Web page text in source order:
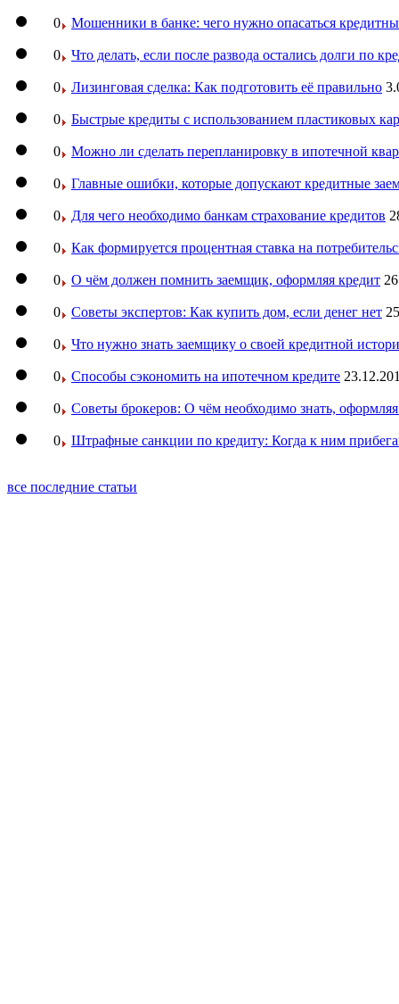
0 Мошенники в банке: чего нужно опасаться
0 Что делать, если после развода остались долги по
0 Лизинговая сделка: Как подготовить её правильно
0 Быстрые кредиты с использованием пластиковых
0 Можно ли сделать перепланировку в ипотечной
0 Главные ошибки, которые допускают кредитные
0 Для чего необходимо банкам страхование кредитов
0 Как формируется процентная ставка на
0 О чём должен помнить заемщик, оформляя кредит
0 Советы экспертов: Как купить дом, если денег нет
0 Что нужно знать заемщику о своей кредитной
0 Способы сэкономить на ипотечном кредите
0 Советы брокеров: О чём необходимо знать,
0 Штрафные санкции по кредиту: Когда к ним
все последние статьи